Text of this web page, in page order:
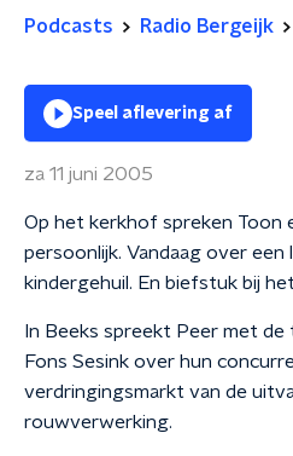
Podcasts Radio Bergeijk
Speel aflevering af
za 11 juni 2005
Op het kerkhof spreken Toon
persoonlijk. Vandaag over een
kindergehuil. En biefstuk bij
In Beeks spreekt Peer met
Fons Sesink over hun
verdringingsmarkt van de
rouwverwerking.